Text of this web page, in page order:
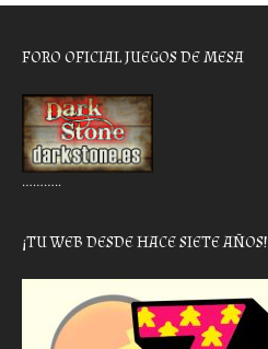
FORO OFICIAL JUEGOS DE MESA
………..
¡TU WEB DESDE HACE SIETE AÑOS!